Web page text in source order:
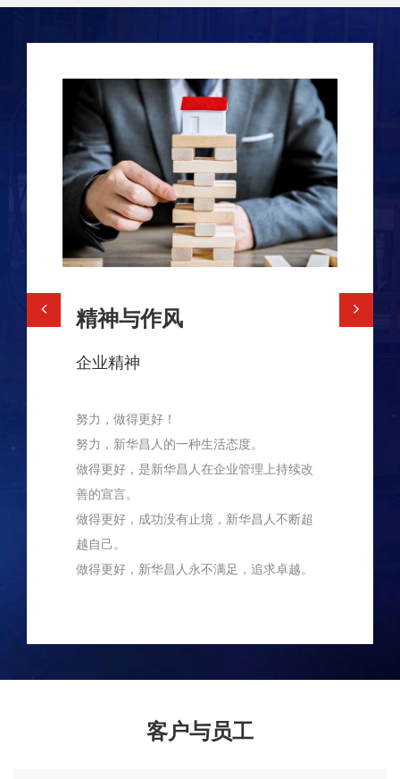
精神与作风
企业精神
努力，做得更好！
努力，新华昌人的一种生活态度。
做得更好，是新华昌人在企业管理上持续改
善的宣言。
做得更好，成功没有止境，新华昌人不断超
越自己。
做得更好，新华昌人永不满足，追求卓越。
精
客户与员工